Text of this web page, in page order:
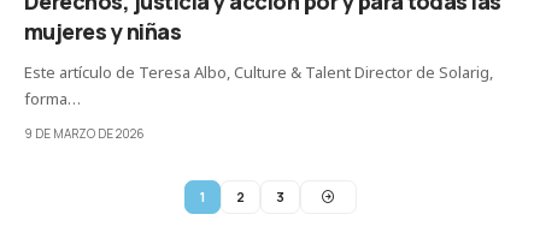
mujeres y niñas
Este artículo de Teresa Albo, Culture & Talent Director de Solarig,
forma…
9 DE MARZO DE 2026
1 2 3